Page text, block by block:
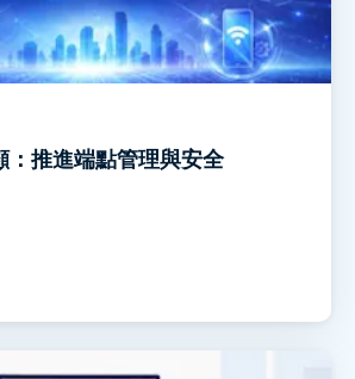
推進端點管理與安全